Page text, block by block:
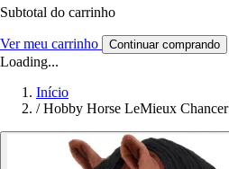
Subtotal do carrinho
Ver meu carrinho Continuar comprando
Loading...
Início
/ Hobby Horse LeMieux Chancer